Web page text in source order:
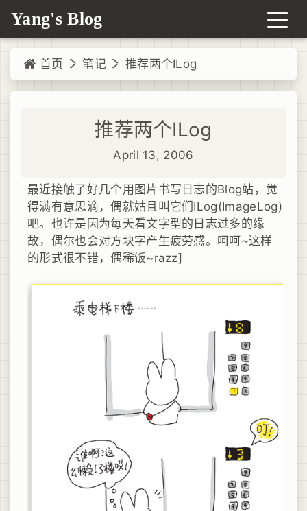
Yang's Blog
首页 笔记 推荐两个ILog
推荐两个ILog
April 13, 2006
最近接触了好几个用图片书写日志的Blog站，觉
得满有意思滴，偶就姑且叫它们ILog(ImageLog)
吧。也许是因为每天看文字型的日志过多的缘
故，偶尔也会对方块字产生疲劳感。呵呵~这样
的形式很不错，偶稀饭~razz]